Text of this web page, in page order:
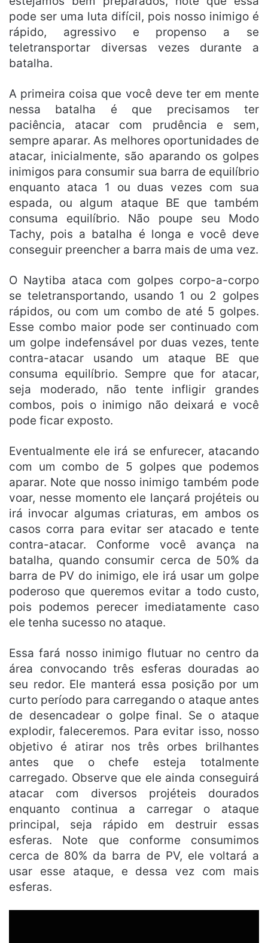
pode ser uma luta difícil, pois nosso inimigo é
rápido, agressivo e propenso a se
teletransportar diversas vezes durante a
batalha.
A primeira coisa que você deve ter em mente
nessa batalha é que precisamos ter
paciência, atacar com prudência e sem,
sempre aparar. As melhores oportunidades de
atacar, inicialmente, são aparando os golpes
inimigos para consumir sua barra de equilíbrio
enquanto ataca 1 ou duas vezes com sua
espada, ou algum ataque BE que também
consuma equilíbrio. Não poupe seu Modo
Tachy, pois a batalha é longa e você deve
conseguir preencher a barra mais de uma vez.
O Naytiba ataca com golpes corpo-a-corpo
se teletransportando, usando 1 ou 2 golpes
rápidos, ou com um combo de até 5 golpes.
Esse combo maior pode ser continuado com
um golpe indefensável por duas vezes, tente
contra-atacar usando um ataque BE que
consuma equilíbrio. Sempre que for atacar,
seja moderado, não tente infligir grandes
combos, pois o inimigo não deixará e você
pode ficar exposto.
Eventualmente ele irá se enfurecer, atacando
com um combo de 5 golpes que podemos
aparar. Note que nosso inimigo também pode
voar, nesse momento ele lançará projéteis ou
irá invocar algumas criaturas, em ambos os
casos corra para evitar ser atacado e tente
contra-atacar. Conforme você avança na
batalha, quando consumir cerca de 50% da
barra de PV do inimigo, ele irá usar um golpe
poderoso que queremos evitar a todo custo,
pois podemos perecer imediatamente caso
ele tenha sucesso no ataque.
Essa fará nosso inimigo flutuar no centro da
área convocando três esferas douradas ao
seu redor. Ele manterá essa posição por um
curto período para carregando o ataque antes
de desencadear o golpe final. Se o ataque
explodir, faleceremos. Para evitar isso, nosso
objetivo é atirar nos três orbes brilhantes
antes que o chefe esteja totalmente
carregado. Observe que ele ainda conseguirá
atacar com diversos projéteis dourados
enquanto continua a carregar o ataque
principal, seja rápido em destruir essas
esferas. Note que conforme consumimos
cerca de 80% da barra de PV, ele voltará a
usar esse ataque, e dessa vez com mais
esferas.